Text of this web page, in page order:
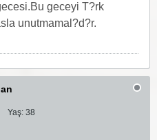
geceyi T?rk
unutmamal?d?r.
Yaş: 38